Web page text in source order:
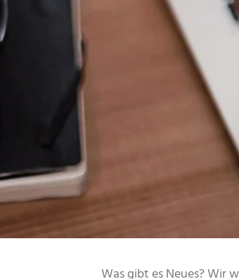
Was gibt es Neues? Wir